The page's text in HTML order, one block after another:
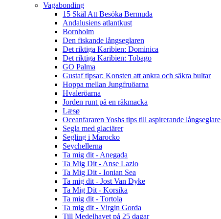
Vagabonding
15 Skäl Att Besöka Bermuda
Andalusiens atlantkust
Bornholm
Den fiskande långseglaren
Det riktiga Karibien: Dominica
Det riktiga Karibien: Tobago
GO Palma
Gustaf tipsar: Konsten att ankra och säkra bultar
Hoppa mellan Jungfruöarna
Hvaleröarna
Jorden runt på en räkmacka
Læsø
Oceanfararen Yoshs tips till aspirerande långseglare
Segla med glaciärer
Segling i Marocko
Seychellerna
Ta mig dit - Anegada
Ta Mig Dit - Anse Lazio
Ta Mig Dit - Ionian Sea
Ta mig dit - Jost Van Dyke
Ta Mig Dit - Korsika
Ta mig dit - Tortola
Ta mig dit - Virgin Gorda
Till Medelhavet på 25 dagar